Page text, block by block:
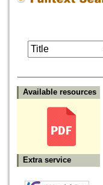
Available resources
Extra service